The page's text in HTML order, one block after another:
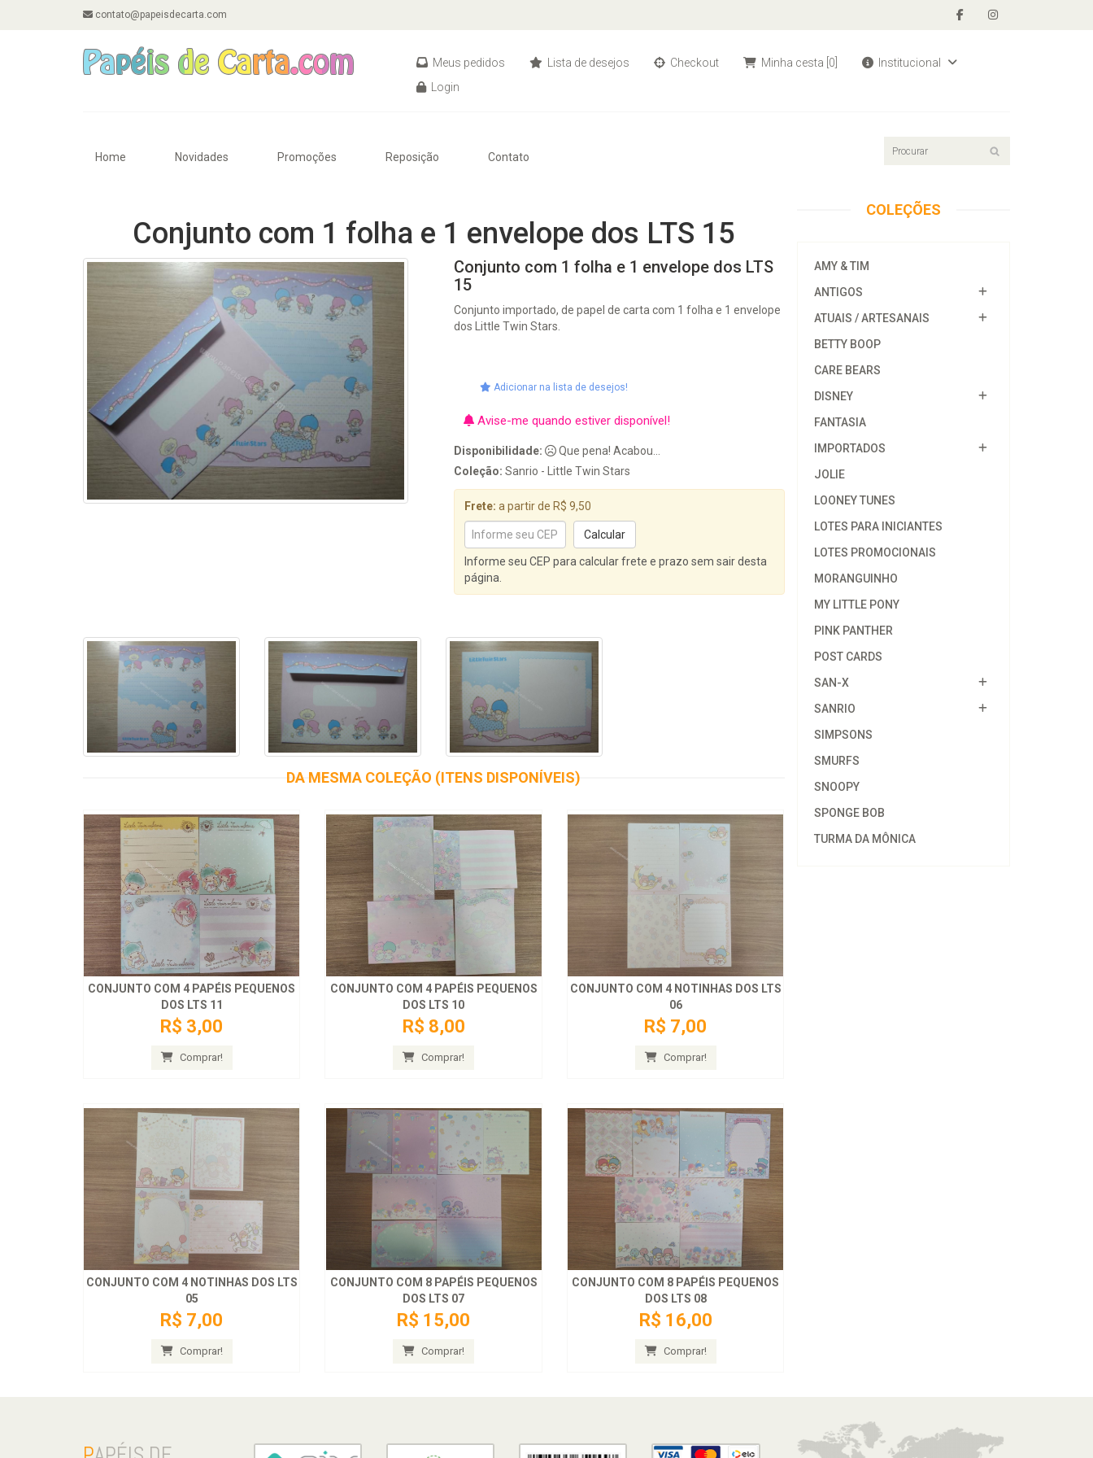
contato@papeisdecarta.com
Meus pedidos Lista de desejos Checkout Minha cesta [0]
Institucional
Login
Home Novidades Promoções Reposição Contato
Conjunto com 1 folha e 1 envelope dos LTS 15
Conjunto com 1 folha e 1 envelope dos LTS
15
Conjunto importado, de papel de carta com 1 folha e 1 envelope
dos Little Twin Stars.
Adicionar na lista de desejos!
Avise-me quando estiver disponível!
Disponibilidade:
Que pena! Acabou...
Coleção: Sanrio - Little Twin Stars
Frete: a partir de R$ 9,50
Informe seu CEP para calcular frete e prazo sem sair desta
página.
DA MESMA COLEÇÃO (ITENS DISPONÍVEIS)
CONJUNTO COM 4 PAPÉIS PEQUENOS
DOS LTS 11
R$ 3,00
Comprar!
CONJUNTO COM 4 PAPÉIS PEQUENOS
DOS LTS 10
R$ 8,00
Comprar!
CONJUNTO COM 4 NOTINHAS DOS LTS
06
R$ 7,00
Comprar!
CONJUNTO COM 4 NOTINHAS DOS LTS
05
R$ 7,00
Comprar!
CONJUNTO COM 8 PAPÉIS PEQUENOS
DOS LTS 07
R$ 15,00
Comprar!
CONJUNTO COM 8 PAPÉIS PEQUENOS
DOS LTS 08
R$ 16,00
Comprar!
COLEÇÕES
AMY & TIM
ANTIGOS
ATUAIS / ARTESANAIS
BETTY BOOP
CARE BEARS
DISNEY
FANTASIA
IMPORTADOS
JOLIE
LOONEY TUNES
LOTES PARA INICIANTES
LOTES PROMOCIONAIS
MORANGUINHO
MY LITTLE PONY
PINK PANTHER
POST CARDS
SAN-X
SANRIO
SIMPSONS
SMURFS
SNOOPY
SPONGE BOB
TURMA DA MÔNICA